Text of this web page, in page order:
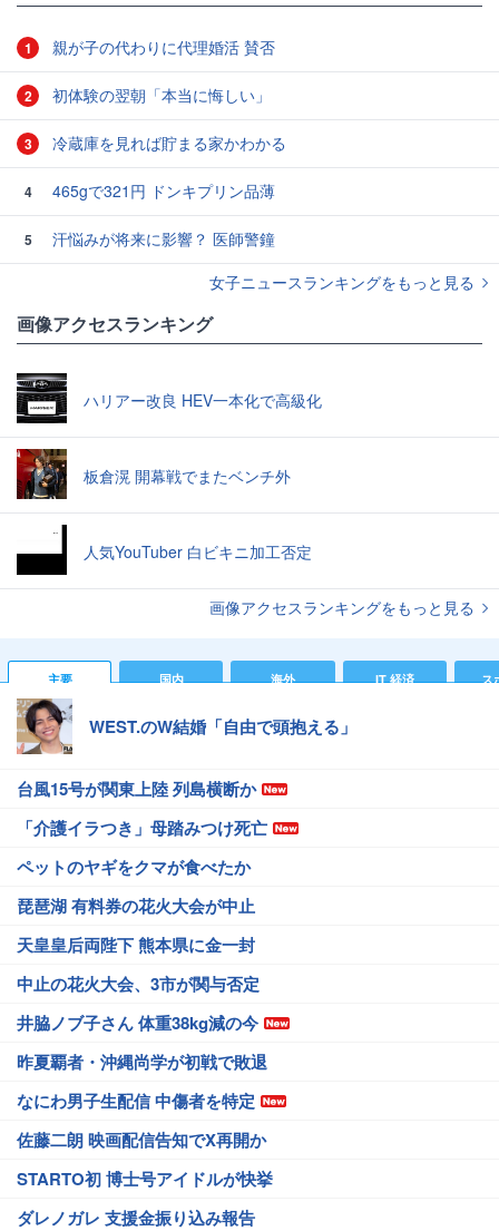
1 親が子の代わりに代理婚活 賛否
2 初体験の翌朝「本当に悔しい」
3 冷蔵庫を見れば貯まる家かわかる
4 465gで321円 ドンキプリン品薄
5
汗悩みが将来に影響？ 医師警鐘
女子ニュースランキングをもっと見る
画像アクセスランキング
ハリアー改良 HEV一本化で高級化
板倉滉 開幕戦でまたベンチ外
人気YouTuber 白ビキニ加工否定
画像アクセスランキングをもっと見る
主要 国内 海外 IT 経済 ス
WEST.のW結婚「自由で頭抱える」
台風15号が関東上陸 列島横断か
「介護イラつき」母踏みつけ死亡
ペットのヤギをクマが食べたか
琵琶湖 有料券の花火大会が中止
天皇皇后両陛下 熊本県に金一封
中止の花火大会、3市が関与否定
井脇ノブ子さん 体重38kg減の今
昨夏覇者・沖縄尚学が初戦で敗退
なにわ男子生配信 中傷者を特定
佐藤二朗 映画配信告知でX再開か
STARTO初 博士号アイドルが快挙
ダレノガレ 支援金振り込み報告